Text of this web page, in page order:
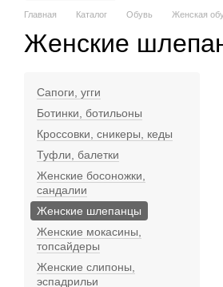
Главная Каталог Обувь Женская
Женские
Сапоги, угги
Ботинки, ботильоны
Кроссовки, сникеры, кеды
Туфли, балетки
Женские босоножки,
сандалии
Женские шлепанцы
Женские мокасины,
топсайдеры
Женские слипоны,
эспадрильи